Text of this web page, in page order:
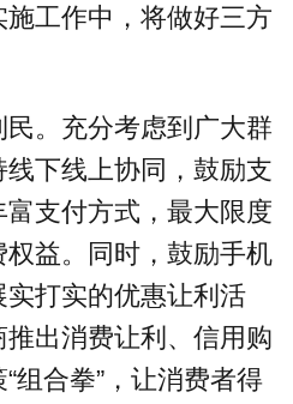
工作中，将做好三方
。充分考虑到广大群
下线上协同，鼓励支
支付方式，最大限度
益。同时，鼓励手机
打实的优惠让利活
出消费让利、信用购
组合拳”，让消费者得